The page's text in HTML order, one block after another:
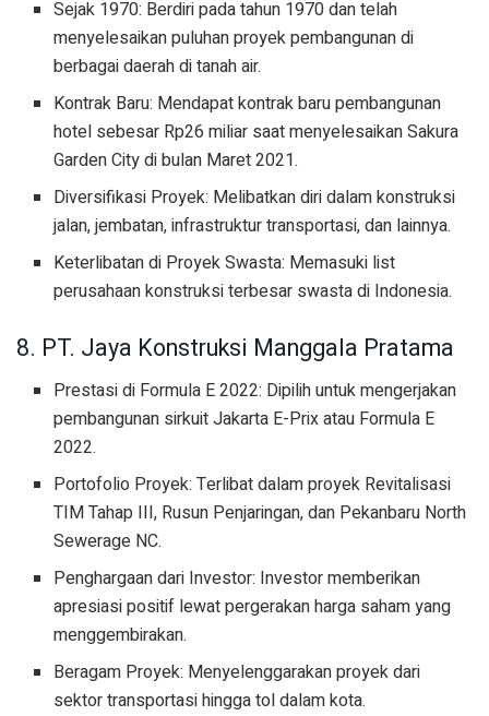
Sejak 1970: Berdiri pada tahun 1970 dan telah
menyelesaikan puluhan proyek pembangunan di
berbagai daerah di tanah air.
Kontrak Baru: Mendapat kontrak baru pembangunan
hotel sebesar Rp26 miliar saat menyelesaikan Sakura
Garden City di bulan Maret 2021.
Diversifikasi Proyek: Melibatkan diri dalam konstruksi
jalan, jembatan, infrastruktur transportasi, dan lainnya.
Keterlibatan di Proyek Swasta: Memasuki list
perusahaan konstruksi terbesar swasta di Indonesia.
8. PT. Jaya Konstruksi Manggala Pratama
Prestasi di Formula E 2022: Dipilih untuk mengerjakan
pembangunan sirkuit Jakarta E-Prix atau Formula E
2022.
Portofolio Proyek: Terlibat dalam proyek Revitalisasi
TIM Tahap III, Rusun Penjaringan, dan Pekanbaru North
Sewerage NC.
Penghargaan dari Investor: Investor memberikan
apresiasi positif lewat pergerakan harga saham yang
menggembirakan.
Beragam Proyek: Menyelenggarakan proyek dari
sektor transportasi hingga tol dalam kota.